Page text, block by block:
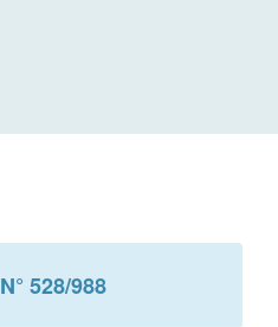
N° 528/988